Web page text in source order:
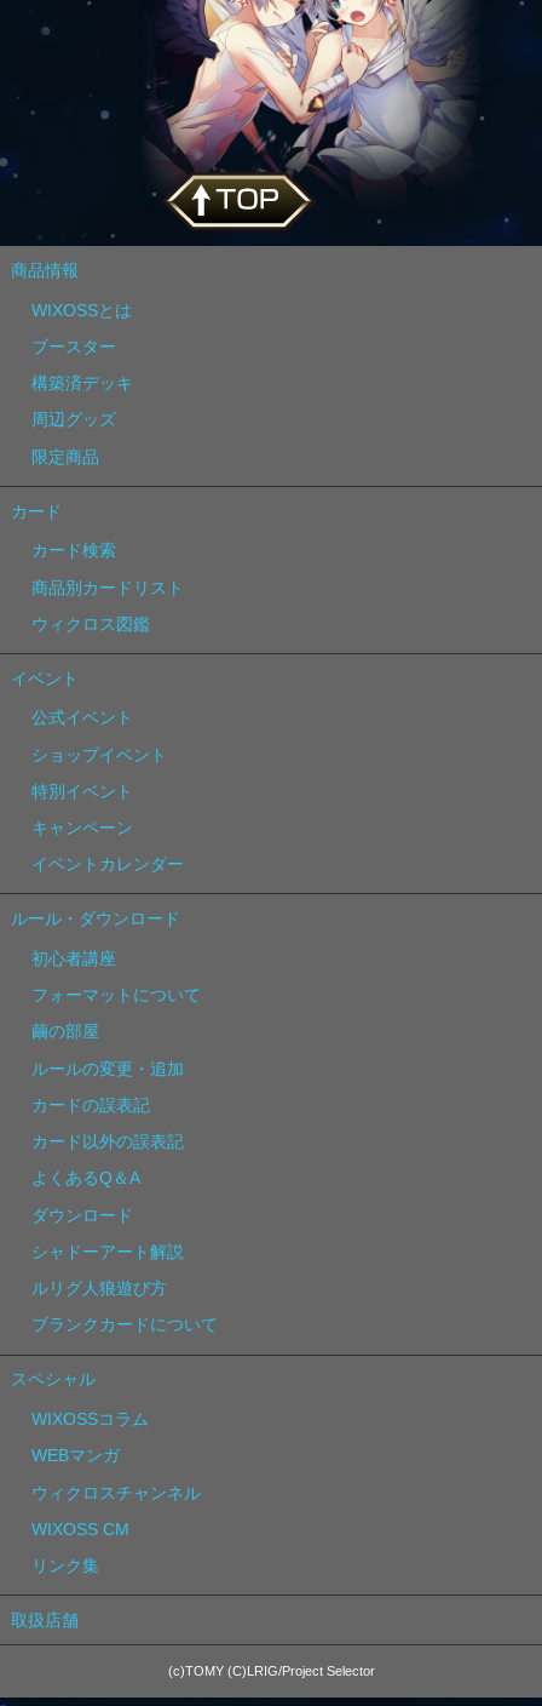
商品情報
WIXOSSとは
ブースター
構築済デッキ
周辺グッズ
限定商品
カード
カード検索
商品別カードリスト
ウィクロス図鑑
イベント
公式イベント
ショップイベント
特別イベント
キャンペーン
イベントカレンダー
ルール・ダウンロード
初心者講座
フォーマットについて
繭の部屋
ルールの変更・追加
カードの誤表記
カード以外の誤表記
よくあるQ＆A
ダウンロード
シャドーアート解説
ルリグ人狼遊び方
ブランクカードについて
スペシャル
WIXOSSコラム
WEBマンガ
ウィクロスチャンネル
WIXOSS CM
リンク集
取扱店舗
(c)TOMY (C)LRIG/Project Selector